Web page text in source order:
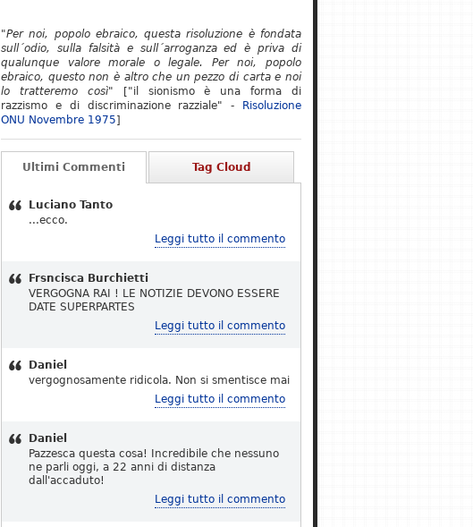
"Per noi, popolo ebraico, questa risoluzione è fondata
sull´odio, sulla falsità e sull´arroganza ed è priva di
qualunque valore morale o legale. Per noi, popolo
ebraico, questo non è altro che un pezzo di carta e noi
lo tratteremo così" ["il sionismo è una forma di
razzismo e di discriminazione razziale" -
Risoluzione
ONU Novembre 1975]
Ultimi Commenti Tag Cloud
Luciano Tanto
...ecco.
Leggi tutto il commento
Frsncisca Burchietti
VERGOGNA RAI ! LE NOTIZIE DEVONO ESSERE
DATE SUPERPARTES
Leggi tutto il commento
Daniel
vergognosamente ridicola. Non si smentisce mai
Leggi tutto il commento
Daniel
Pazzesca questa cosa! Incredibile che nessuno
ne parli oggi, a 22 anni di distanza
dall'accaduto!
Leggi tutto il commento